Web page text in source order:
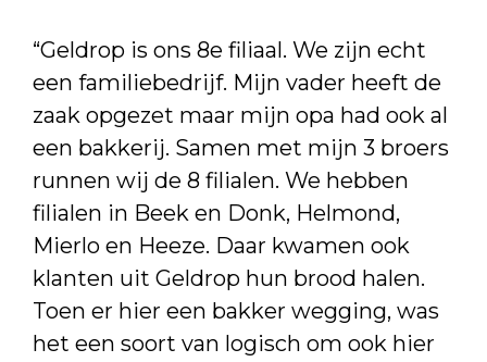
“Geldrop is ons 8e filiaal. We zijn echt
een familiebedrijf. Mijn vader heeft de
zaak opgezet maar mijn opa had ook al
een bakkerij. Samen met mijn 3 broers
runnen wij de 8 filialen. We hebben
filialen in Beek en Donk, Helmond,
Mierlo en Heeze. Daar kwamen ook
klanten uit Geldrop hun brood halen.
Toen er hier een bakker wegging, was
het een soort van logisch om ook hier